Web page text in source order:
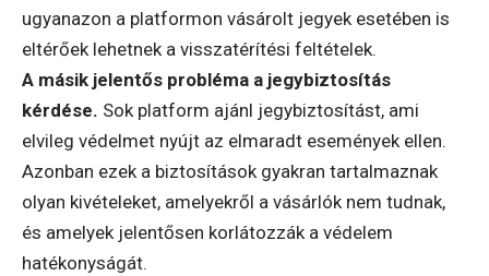
ugyanazon a platformon vásárolt jegyek esetében is
eltérőek lehetnek a visszatérítési feltételek.
A másik jelentős probléma a jegybiztosítás
kérdése. Sok platform ajánl jegybiztosítást, ami
elvileg védelmet nyújt az elmaradt események ellen.
Azonban ezek a biztosítások gyakran tartalmaznak
olyan kivételeket, amelyekről a vásárlók nem tudnak,
és amelyek jelentősen korlátozzák a védelem
hatékonyságát.